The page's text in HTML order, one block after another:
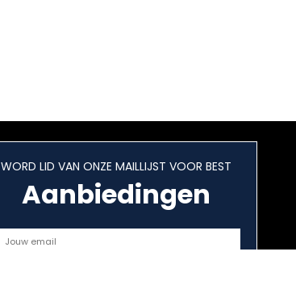
WORD LID VAN ONZE MAILLIJST VOOR BEST
Aanbiedingen